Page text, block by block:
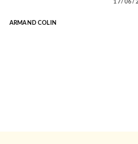
17/06/
ARMAND COLIN